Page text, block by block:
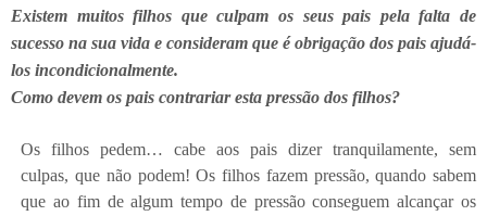
Existem muitos filhos que culpam os seus pais pela falta de
sucesso na sua vida e consideram que é obrigação dos pais ajudá-
los incondicionalmente.
Como devem os pais contrariar esta pressão dos filhos?
Os filhos pedem… cabe aos pais dizer tranquilamente, sem
culpas, que não podem! Os filhos fazem pressão, quando sabem
que ao fim de algum tempo de pressão conseguem alcançar os